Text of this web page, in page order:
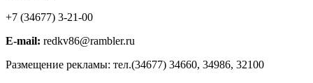
+7 (34677) 3-21-00
E-mail: redkv86@rambler.ru
Размещение рекламы: тел.(34677) 34660, 34986, 32100